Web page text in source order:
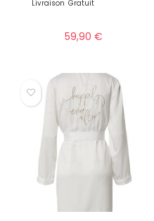
Livraison Gratuit
59,90€